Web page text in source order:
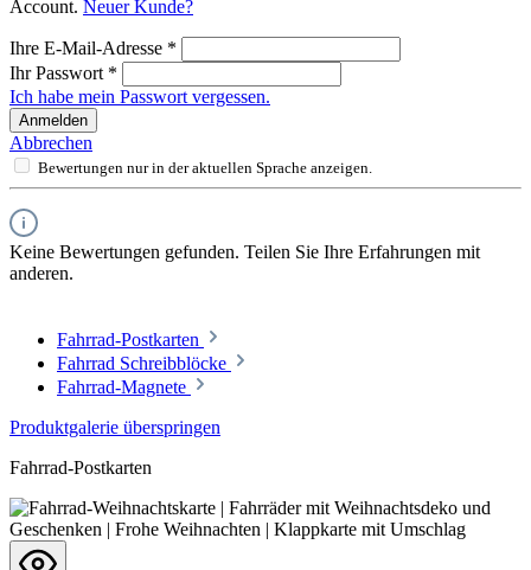
Account. Neuer Kunde?
Ihre E-Mail-Adresse *
Ihr Passwort *
Ich habe mein Passwort vergessen.
Anmelden
Abbrechen
Bewertungen nur in der aktuellen Sprache anzeigen.
Keine Bewertungen gefunden. Teilen Sie Ihre Erfahrungen mit
anderen.
Fahrrad-Postkarten
Fahrrad Schreibblöcke
Fahrrad-Magnete
Produktgalerie überspringen
Fahrrad-Postkarten